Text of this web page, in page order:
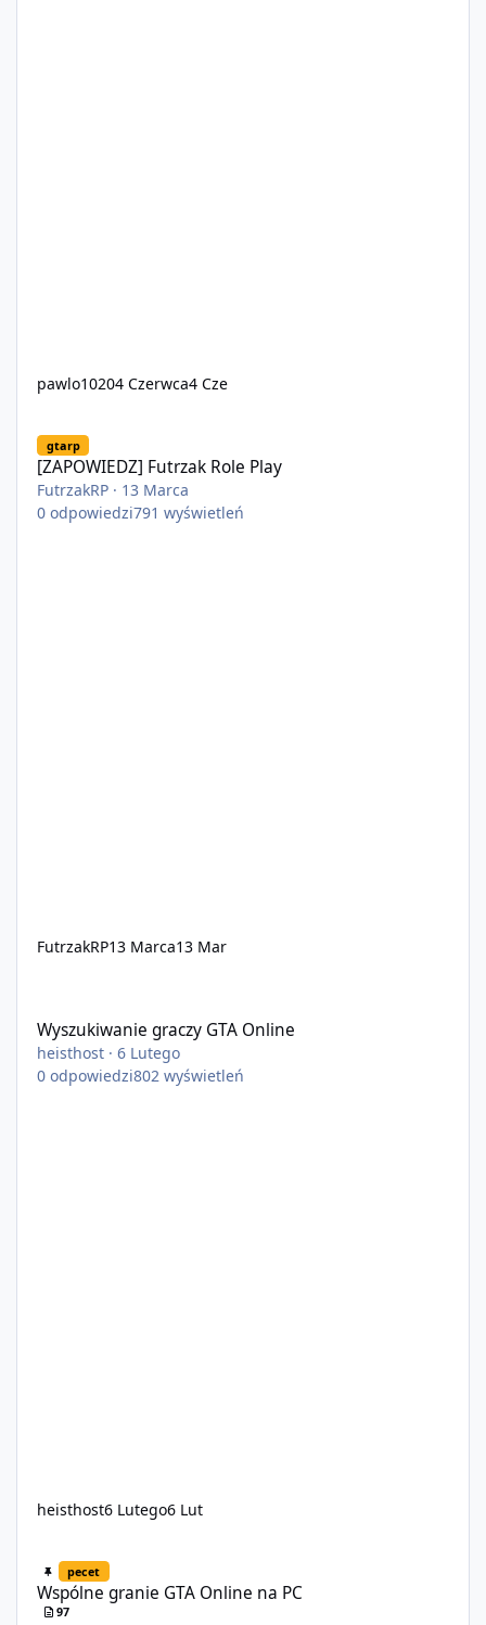
pawlo10204 Czerwca4 Cze
gtarp
[ZAPOWIEDZ] Futrzak Role Play
FutrzakRP · 13 Marca
0 odpowiedzi791 wyświetleń
FutrzakRP13 Marca13 Mar
Wyszukiwanie graczy GTA Online
heisthost ·6 Lutego
0 odpowiedzi802 wyświetleń
heisthost6 Lutego6 Lut
pecet
Wspólne granie GTA Online na PC
97